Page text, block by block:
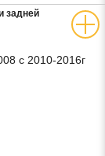
задней
с 2010-2016г